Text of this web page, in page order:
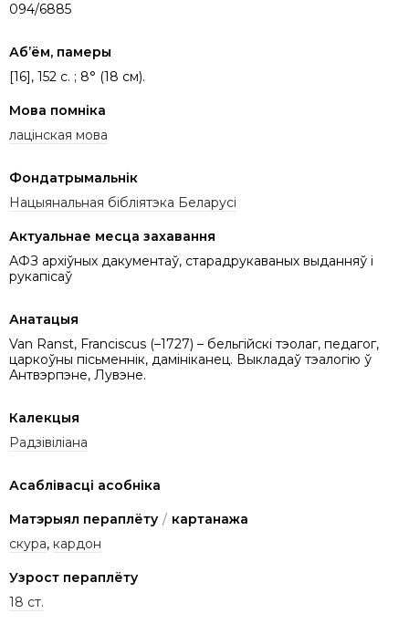
094/6885
Аб’ём, памеры
[16], 152 c. ; 8° (18 см).
Мова помніка
лацінская мова
Фондатрымальнік
Нацыянальная бібліятэка Беларусі
Актуальнае месца захавання
АФЗ архіўных дакументаў, старадрукаваных выданняў і
рукапісаў
Анатацыя
Van Ranst, Franciscus (–1727) – бельгійскі тэолаг, педагог,
царкоўны пісьменнік, дамініканец. Выкладаў тэалогію ў
Антвэрпэне, Лувэне.
Калекцыя
Радзівіліана
Асаблівасці асобніка
Матэрыял пераплёту / картанажа
скура, кардон
Узрост пераплёту
18 ст.